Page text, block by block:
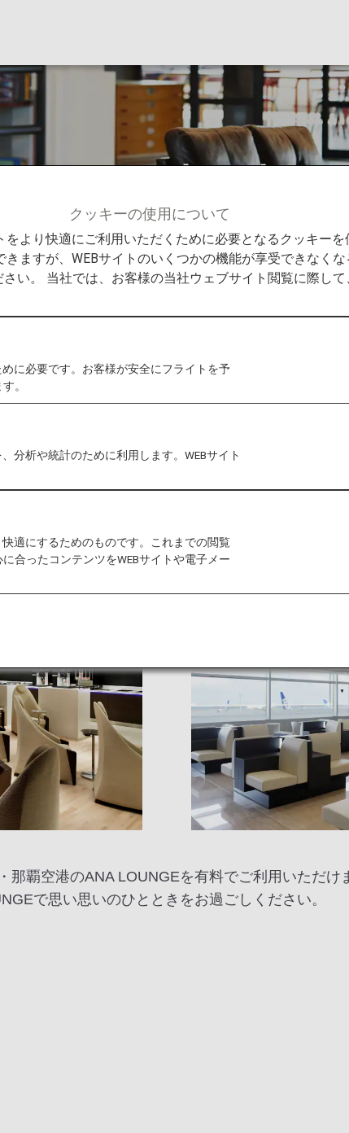
ス（日本国内線
本国内線）
料でご利用いただけます。以下ご案内は2026年5
との羽田空港発着のコードシェア便は、すべて第
ーとのコードシェア便発着ターミナルの変更につ
那覇空港のANA LOUNGEを有料でご利用いただけ
で思い思いのひとときをお過ごしください。
クッキーの使用について
をより快適にご利用いただくために必要となるクッキー
ますが、WEBサイトのいくつかの機能が享受できなく
さい。 当社では、お客様の当社ウェブサイト閲覧に際し
に必要です。お客様が安全にフライトを予
。
分析や統計のために利用します。WEBサイト
適にするためのものです。これまでの閲覧
合ったコンテンツをWEBサイトや電子メー